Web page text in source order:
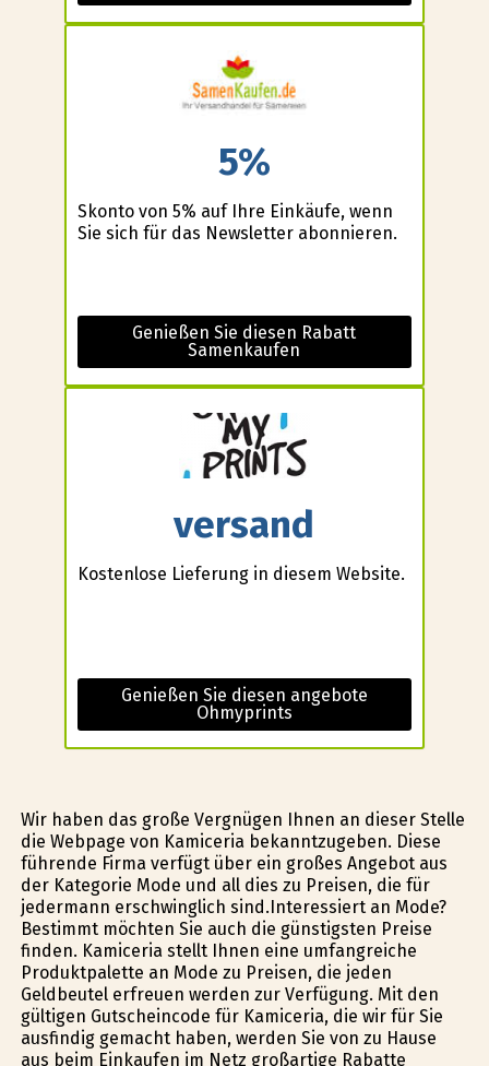
5%
Skonto von 5% auf Ihre Einkäufe, wenn
Sie sich für das Newsletter abonnieren.
Genießen Sie diesen Rabatt
Samenkaufen
versand
Kostenlose Lieferung in diesem Website.
Genießen Sie diesen angebote
Ohmyprints
Wir haben das große Vergnügen Ihnen an dieser Stelle
die Webpage von Kamiceria bekanntzugeben. Diese
führende Firma verfügt über ein großes Angebot aus
der Kategorie Mode und all dies zu Preisen, die für
jedermann erschwinglich sind.Interessiert an Mode?
Bestimmt möchten Sie auch die günstigsten Preise
finden. Kamiceria stellt Ihnen eine umfangreiche
Produktpalette an Mode zu Preisen, die jeden
Geldbeutel erfreuen werden zur Verfügung. Mit den
gültigen Gutscheincode für Kamiceria, die wir für Sie
ausfindig gemacht haben, werden Sie von zu Hause
aus beim Einkaufen im Netz großartige Rabatte